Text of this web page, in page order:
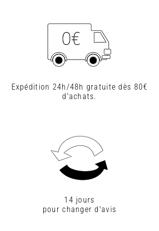
Expédition 24h/48h gratuite dès 80€
d'achats.
14 jours
pour changer d'avis